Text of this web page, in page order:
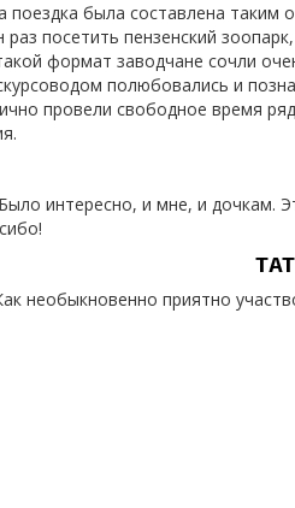
поездка была составлена
посетить пензенский
формат заводчане сочли
полюбовались и
провели свободное время
интересно, и мне, и дочкам.
необыкновенно приятно